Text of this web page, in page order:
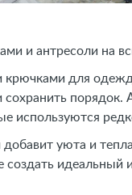
и антресоли на
для
сохранить
используются
уюта и